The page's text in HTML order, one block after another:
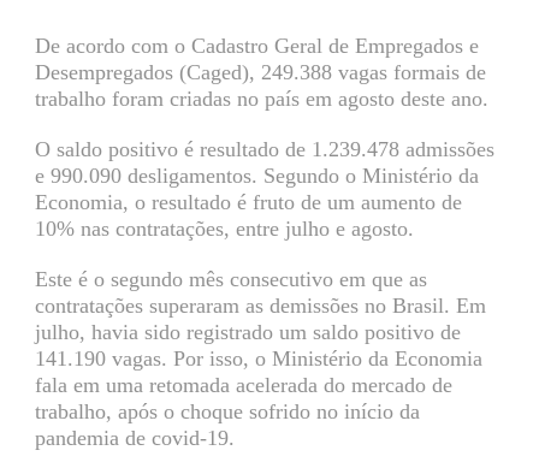
De acordo com o Cadastro Geral de Empregados e
Desempregados (Caged), 249.388 vagas formais de
trabalho foram criadas no país em agosto deste ano.
O saldo positivo é resultado de 1.239.478 admissões
e 990.090 desligamentos. Segundo o Ministério da
Economia, o resultado é fruto de um aumento de
10% nas contratações, entre julho e agosto.
Este é o segundo mês consecutivo em que as
contratações superaram as demissões no Brasil. Em
julho, havia sido registrado um saldo positivo de
141.190 vagas. Por isso, o Ministério da Economia
fala em uma retomada acelerada do mercado de
trabalho, após o choque sofrido no início da
pandemia de covid-19.